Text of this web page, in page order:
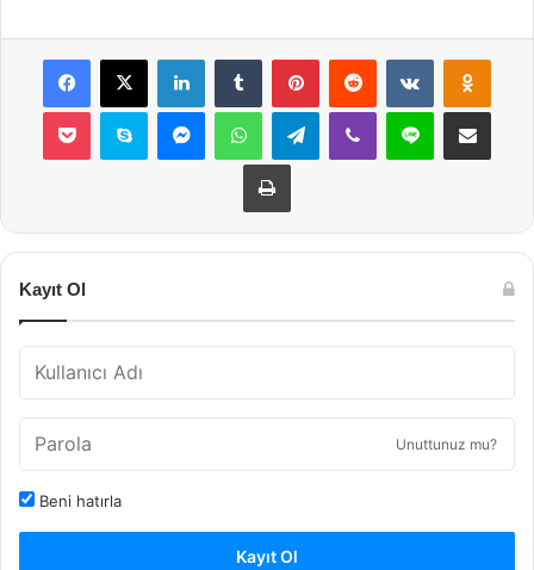
Facebook
X LinkedInTumblr PinterestReddit VKontakte
Pocket Skype MessengerWhatsAppTelegramViber Line E-Posta ile
Yazdır
Kayıt Ol
Unuttunuz mu?
Beni hatırla
Kayıt Ol